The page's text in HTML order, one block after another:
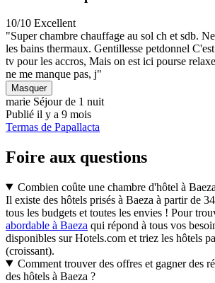
10/10 Excellent
"Super chambre chauffage au sol ch et sdb.
les bains thermaux. Gentillesse petdonnel
tv pour les accros, Mais on est ici pourse
ne me manque pas, j"
Masquer
marie Séjour de 1 nuit
Publié il y a 9 mois
Termas de Papallacta
Foire aux questions
Combien coûte une chambre d'hôtel à
Il existe des hôtels prisés à Baeza à partir de
tous les budgets et toutes les envies ! Pour
abordable à Baeza qui répond à tous vos
disponibles sur Hotels.com et triez les hôtels
(croissant).
Comment trouver des offres et gagner des
des hôtels à Baeza ?